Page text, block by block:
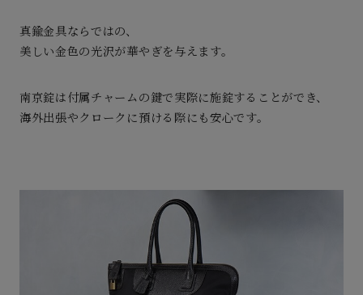
真鍮金具ならではの、
美しい金色の光沢が華やぎを与えます。
南京錠は付属チャームの鍵で実際に施錠することができ、
海外出張やクロークに預ける際にも安心です。